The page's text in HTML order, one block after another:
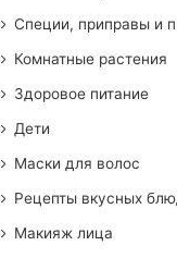
Специи, приправы и
Комнатные растения
Здоровое питание
Дети
Маски для волос
Рецепты вкусных
Макияж лица